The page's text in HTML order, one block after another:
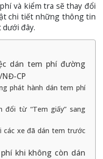
và kiểm tra sẽ thay đổi
chi tiết những thông tin
đây.
dán tem phí đường
CP
phát hành dán tem phí
đổi từ “Tem giấy” sang
các xe đã dán tem trước
khi không còn dán